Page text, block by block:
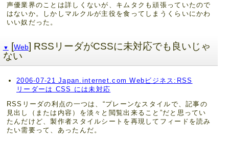
声優業界のことは詳しくないが、キムタクも頑張っていたので
はないか。しかしマルクルが主役を食ってしまうくらいにかわ
いい奴だった。
▼ [Web] RSSリーダがCSSに未対応でも良いじゃ
ない
2006-07-21 Japan.internet.com Webビジネス:RSS
リーダーは CSS には未対応
RSSリーダの利点の一つは、“プレーンなスタイルで、記事の
見出し（または内容）を淡々と閲覧出来ること”だと思ってい
たんだけど、製作者スタイルシートを再現してフィードを読み
たい需要って、あったんだ。